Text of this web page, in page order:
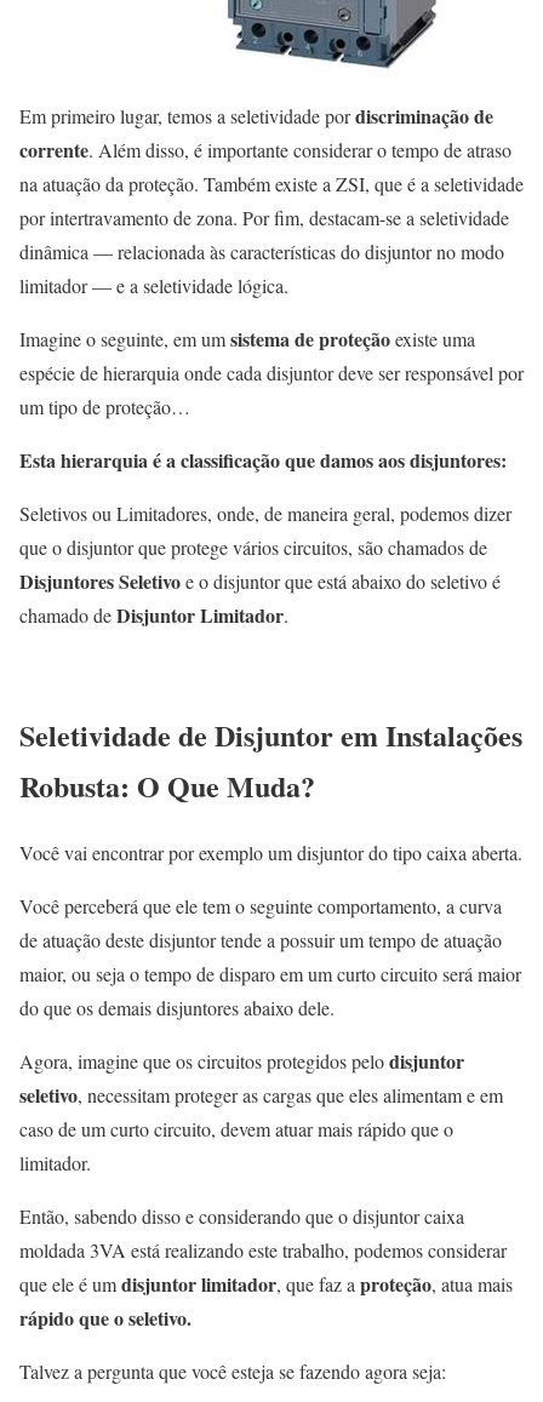
Em primeiro lugar, temos a seletividade pordiscriminação de
corrente. Além disso, é importante considerar o tempo de atraso
na atuação da proteção. Também existe a ZSI, que é a seletividade
por intertravamento de zona. Por fim, destacam-se a seletividade
dinâmica — relacionada às características do disjuntor no modo
limitador — e a seletividade lógica.
Imagine o seguinte, em umsistema de proteçãoexiste uma
espécie de hierarquia onde cada disjuntor deve ser responsável por
um tipo de proteção…
Esta hierarquia é a classificação que damos aos disjuntores:
Seletivos ou Limitadores, onde, de maneira geral, podemos dizer
que o disjuntor que protege vários circuitos, são chamados de
DisjuntoresSeletivoe o disjuntor que está abaixo do seletivo é
chamado deDisjuntor Limitador.
Seletividade de Disjuntor em Instalações
Robusta: O Que Muda?
Você vai encontrar por exemplo um disjuntor do tipo caixa aberta.
Você perceberá que ele tem o seguinte comportamento, a curva
de atuação deste disjuntor tende a possuir um tempo de atuação
maior, ou seja o tempo de disparo em um curto circuito será maior
do que os demais disjuntores abaixo dele.
Agora, imagine que os circuitos protegidos pelodisjuntor
seletivo, necessitam proteger as cargas que eles alimentam e em
caso de um curto circuito, devem atuar mais rápido que o
limitador.
Então, sabendo disso e considerando que o disjuntor caixa
moldada 3VA está realizando este trabalho, podemos considerar
que ele é umdisjuntor limitador, que faz a proteção, atua mais
rápido que o seletivo.
Talvez a pergunta que você esteja se fazendo agora seja: